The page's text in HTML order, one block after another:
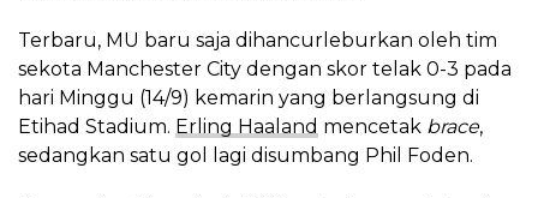
Terbaru, MU baru saja dihancurleburkan oleh tim
sekota Manchester City dengan skor telak 0-3 pada
hari Minggu (14/9) kemarin yang berlangsung di
Etihad Stadium. Erling Haaland mencetak brace,
sedangkan satu gol lagi disumbang Phil Foden.